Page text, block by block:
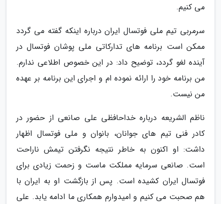
می کنیم.
سرمربی تیم ملی فوتسال ایران درباره اینکه گفته می گردد
ممکن است برنامه های تدارکاتی ملی پوشان فوتسال در
آینده لغو گردد، توضیح داد: در این خصوص اطلاعی ندارم.
من برنامه خود را ارائه نموده ام و اجرای این برنامه بر عهده
من نیست.
ناظم الشریعه درباره خداحافظی علی صانعی از حضور در
کادر فنی تیم های جوانان، بانوان و ملی فوتسال اظهار
داشت: او اکنون به خاطر نتیجه نگرفتن تیمش ناراحت
است. صانعی سرمایه مملکت ماست و زحمت زیادی برای
فوتسال ایران کشیده است. پس از بازگشت او به ایران با
هم صحبت می کنیم و امیدوارم همکاری ما ادامه یابد. علی